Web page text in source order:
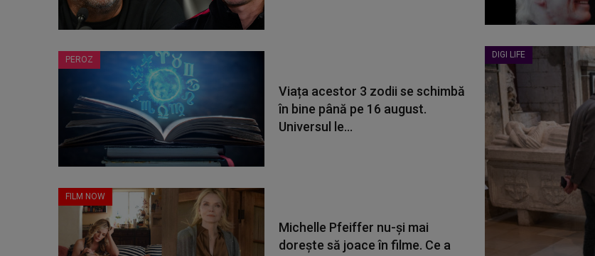
PEROZ
Viața acestor 3 zodii se schimbă
în bine până pe 16 august.
Universul le...
FILM NOW
Michelle Pfeiffer nu-și mai
dorește să joace în filme. Ce a
DIGI LIFE